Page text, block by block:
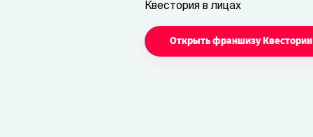
Квестория в лицах
Открыть франшизу Квестории